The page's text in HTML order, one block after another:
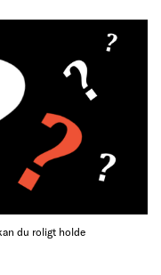
du roligt holde